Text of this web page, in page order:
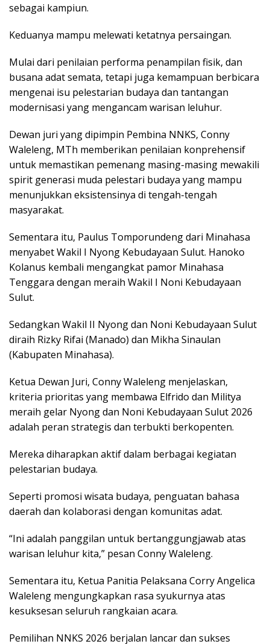
sebagai kampiun.
Keduanya mampu melewati ketatnya persaingan.
Mulai dari penilaian performa penampilan fisik, dan
busana adat semata, tetapi juga kemampuan berbicara
mengenai isu pelestarian budaya dan tantangan
modernisasi yang mengancam warisan leluhur.
Dewan juri yang dipimpin Pembina NNKS, Conny
Waleleng, MTh memberikan penilaian konprehensif
untuk memastikan pemenang masing-masing mewakili
spirit generasi muda pelestari budaya yang mampu
menunjukkan eksistensinya di tengah-tengah
masyarakat.
Sementara itu, Paulus Tomporundeng dari Minahasa
menyabet Wakil I Nyong Kebudayaan Sulut. Hanoko
Kolanus kembali mengangkat pamor Minahasa
Tenggara dengan meraih Wakil I Noni Kebudayaan
Sulut.
Sedangkan Wakil II Nyong dan Noni Kebudayaan Sulut
diraih Rizky Rifai (Manado) dan Mikha Sinaulan
(Kabupaten Minahasa).
Ketua Dewan Juri, Conny Waleleng menjelaskan,
kriteria prioritas yang membawa Elfrido dan Militya
meraih gelar Nyong dan Noni Kebudayaan Sulut 2026
adalah peran strategis dan terbukti berkopenten.
Mereka diharapkan aktif dalam berbagai kegiatan
pelestarian budaya.
Seperti promosi wisata budaya, penguatan bahasa
daerah dan kolaborasi dengan komunitas adat.
“Ini adalah panggilan untuk bertanggungjawab atas
warisan leluhur kita,” pesan Conny Waleleng.
Sementara itu, Ketua Panitia Pelaksana Corry Angelica
Waleleng mengungkapkan rasa syukurnya atas
kesuksesan seluruh rangkaian acara.
Pemilihan NNKS 2026 berjalan lancar dan sukses